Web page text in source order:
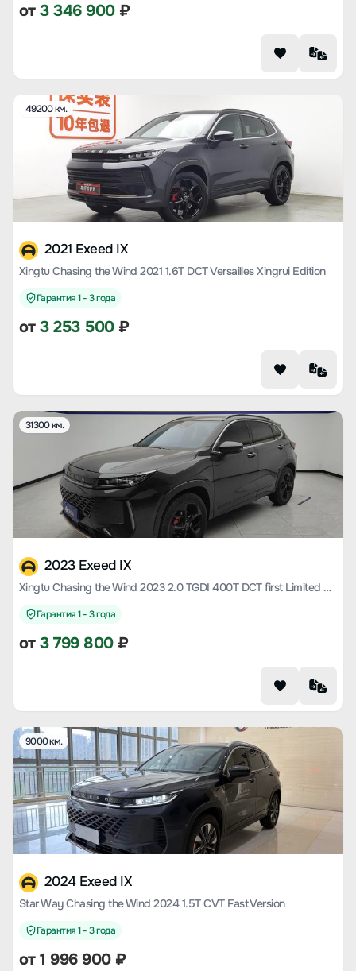
от3 346 900₽
49200 км.
2021 Exeed IX
Xingtu Chasing the Wind 2021 1.6T DCT Versailles Xingrui Edition
Гарантия 1 - 3 года
от3 253 500₽
31300 км.
2023 Exeed IX
Xingtu Chasing the Wind 2023 2.0 TGDI 400T DCT first Limited Edition Flying against the wind
Гарантия 1 - 3 года
от3 799 800₽
9000 км.
2024 Exeed IX
Star Way Chasing the Wind 2024 1.5T CVT Fast Version
Гарантия 1 - 3 года
от1 996 900₽